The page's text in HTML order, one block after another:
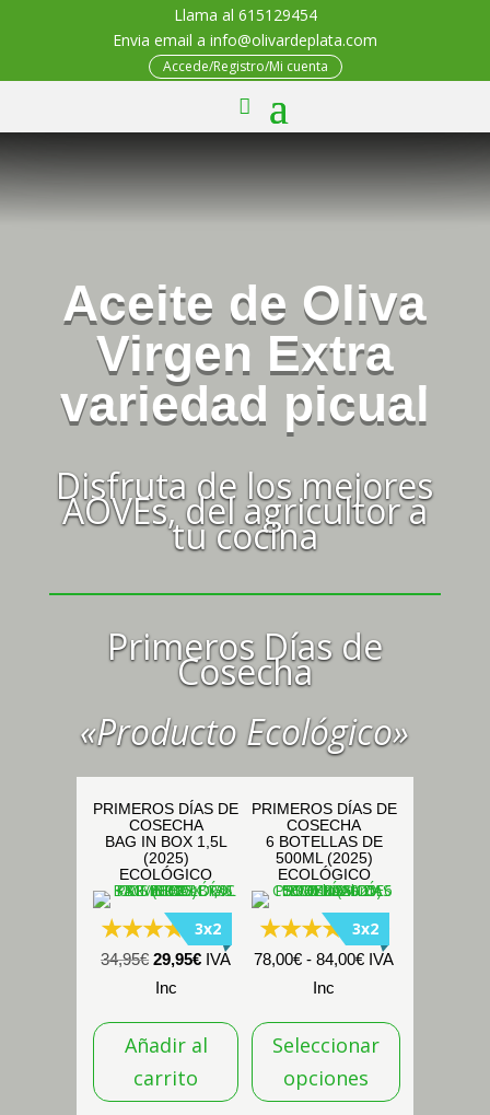
Llama al 615129454
Envia email a info@olivardeplata.com
Accede/Registro/Mi cuenta
Aceite de Oliva
Virgen Extra
variedad picual
Disfruta de los mejores
AOVEs, del agricultor a
tu cocina
Primeros Días de
Cosecha
«Producto Ecológico»
PRIMEROS DÍAS DE
COSECHA
BAG IN BOX 1,5L
(2025)
ECOLÓGICO
3x2
(53)
34,95€ El
precio
era:
34,95€.
29,95€El
es:
IVA
Inc
Añadir al
carrito
PRIMEROS DÍAS DE
COSECHA
6 BOTELLAS DE
500ML (2025)
ECOLÓGICO
3x2
(70)
78,00€ - 84,00€Rango
desde
78,00€
hasta
IVA
Inc
Seleccionar
opciones